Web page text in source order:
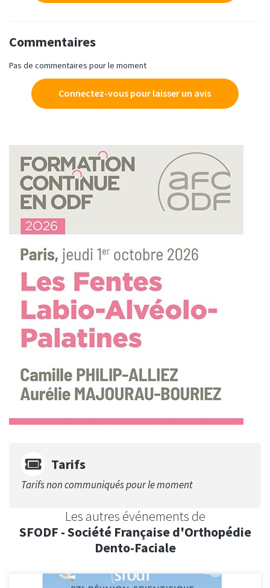
Commentaires
Pas de commentaires pour le moment
Connectez-vous pour laisser un avis
Tarifs
Tarifs non communiqués pour le moment
Les autres événements de
SFODF - Société Française d'Orthopédie
Dento-Faciale